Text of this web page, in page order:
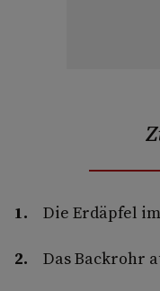
Die Erdäpfel
Das Backrohr